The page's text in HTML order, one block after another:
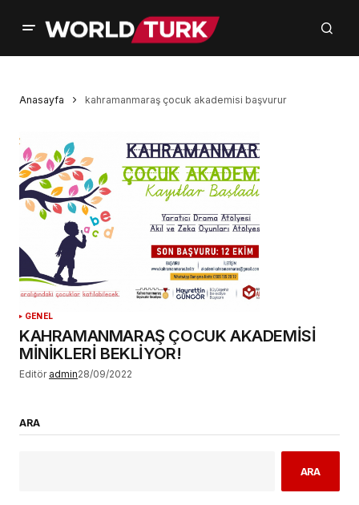
Anasayfa kahramanmaraş çocuk akademisi başvurur
GENEL
KAHRAMANMARAŞ ÇOCUK AKADEMİSİ
MİNİKLERİ BEKLİYOR!
Editör admin28/09/2022
ARA
ARA